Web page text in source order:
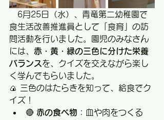
6月25日（水）、青竜第二幼稚園で
食生活改善推進員として「食育」の訪
問活動を行いました。園児のみなさん
には、 赤・黄・緑の三色に分けた栄養
バランスを、クイズを交えながら楽し
く学んでもらいました。
🍙 三色のはたらきを知って、給食でク
イズ！
🔴 赤の食べ物 ：血や肉をつくる